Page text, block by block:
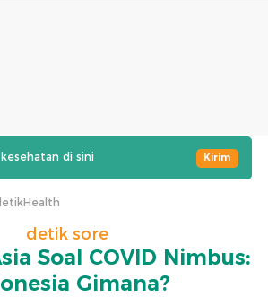
di sini Kirim
detik sore
Soal COVID Nimbus:
Gimana?